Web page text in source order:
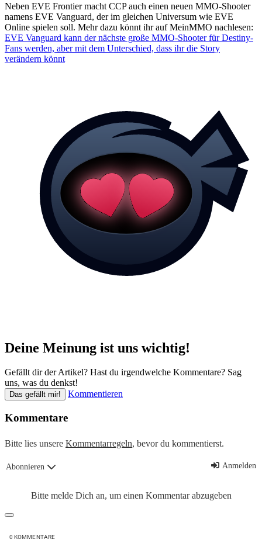
Neben EVE Frontier macht CCP auch einen neuen MMO-Shooter
namens EVE Vanguard, der im gleichen Universum wie EVE
Online spielen soll. Mehr dazu könnt ihr auf MeinMMO nachlesen:
EVE Vanguard kann der nächste große MMO-Shooter für Destiny-
Fans werden, aber mit dem Unterschied, dass ihr die Story
verändern könnt
Deine Meinung ist uns wichtig!
Gefällt dir der Artikel? Hast du irgendwelche Kommentare? Sag
uns, was du denkst!
Das gefällt mir! Kommentieren
Kommentare
Bitte lies unsere Kommentarregeln, bevor du kommentierst.
Abonnieren Anmelden
Bitte melde Dich an, um einen Kommentar abzugeben
0 KOMMENTARE